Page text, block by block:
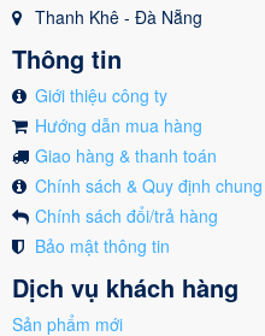
Thanh Khê - Đà Nẵng
Thông tin
Giới thiệu công ty
Hướng dẫn mua hàng
Giao hàng & thanh toán
Chính sách & Quy định chung
Chính sách đổi/trả hàng
Bảo mật thông tin
Dịch vụ khách hàng
Sản phẩm mới